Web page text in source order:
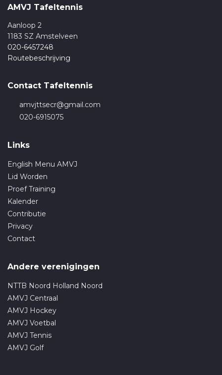
AMVJ Tafeltennis
Aanloop 2
1183 SZ Amstelveen
020-6457248
Routebeschrijving
Contact Tafeltennis
amvjttsecr@gmail.com
020-6915075
Links
English Menu AMVJ
Lid Worden
Proef Training
Kalender
Contributie
Privacy
Contact
Andere verenigingen
NTTB Noord Holland Noord
AMVJ Centraal
AMVJ Hockey
AMVJ Voetbal
AMVJ Tennis
AMVJ Golf